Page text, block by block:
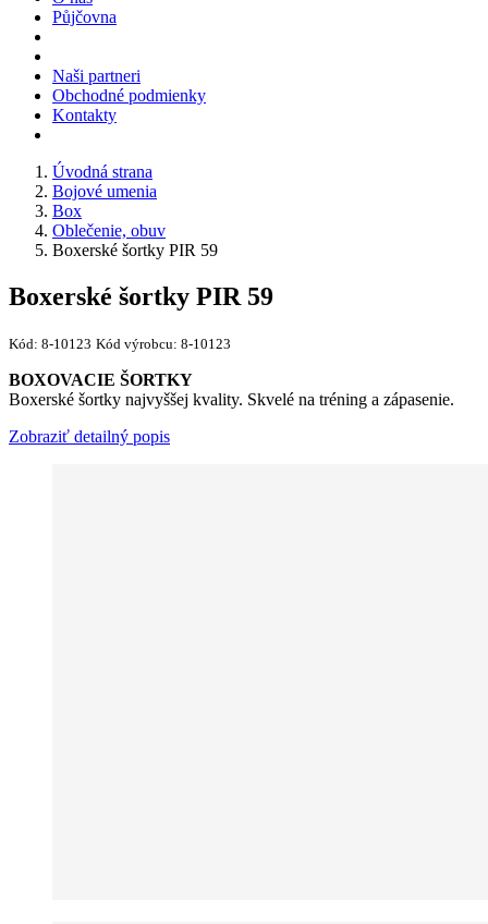
Půjčovna
Naši partneri
Obchodné podmienky
Kontakty
Úvodná strana
Bojové umenia
Box
Oblečenie, obuv
Boxerské šortky PIR 59
Boxerské šortky PIR 59
Kód: 8-10123 Kód výrobcu: 8-10123
BOXOVACIE ŠORTKY
Boxerské šortky najvyššej kvality. Skvelé na tréning a zápasenie.
Zobraziť detailný popis